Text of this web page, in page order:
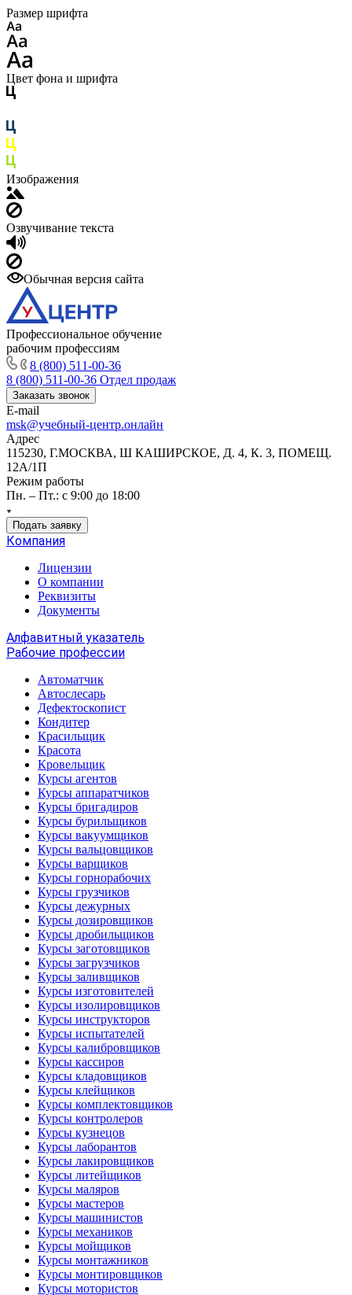
Размер шрифта
Цвет фона и шрифта
Изображения
Озвучивание текста
Обычная версия сайта
Профессиональное обучение
рабочим профессиям
8 (800) 511-00-36
8 (800) 511-00-36 Отдел продаж
Заказать звонок
E-mail
msk@учебный-центр.онлайн
Адрес
115230, Г.МОСКВА, Ш КАШИРСКОЕ, Д. 4, К. 3, ПОМЕЩ.
12А/1П
Режим работы
Пн. – Пт.: с 9:00 до 18:00
Подать заявку
Компания
Лицензии
О компании
Реквизиты
Документы
Алфавитный указатель
Рабочие профессии
Автоматчик
Автослесарь
Дефектоскопист
Кондитер
Красильщик
Красота
Кровельщик
Курсы агентов
Курсы аппаратчиков
Курсы бригадиров
Курсы бурильщиков
Курсы вакуумщиков
Курсы вальцовщиков
Курсы варщиков
Курсы горнорабочих
Курсы грузчиков
Курсы дежурных
Курсы дозировщиков
Курсы дробильщиков
Курсы заготовщиков
Курсы загрузчиков
Курсы заливщиков
Курсы изготовителей
Курсы изолировщиков
Курсы инструкторов
Курсы испытателей
Курсы калибровщиков
Курсы кассиров
Курсы кладовщиков
Курсы клейщиков
Курсы комплектовщиков
Курсы контролеров
Курсы кузнецов
Курсы лаборантов
Курсы лакировщиков
Курсы литейщиков
Курсы маляров
Курсы мастеров
Курсы машинистов
Курсы механиков
Курсы мойщиков
Курсы монтажников
Курсы монтировщиков
Курсы мотористов